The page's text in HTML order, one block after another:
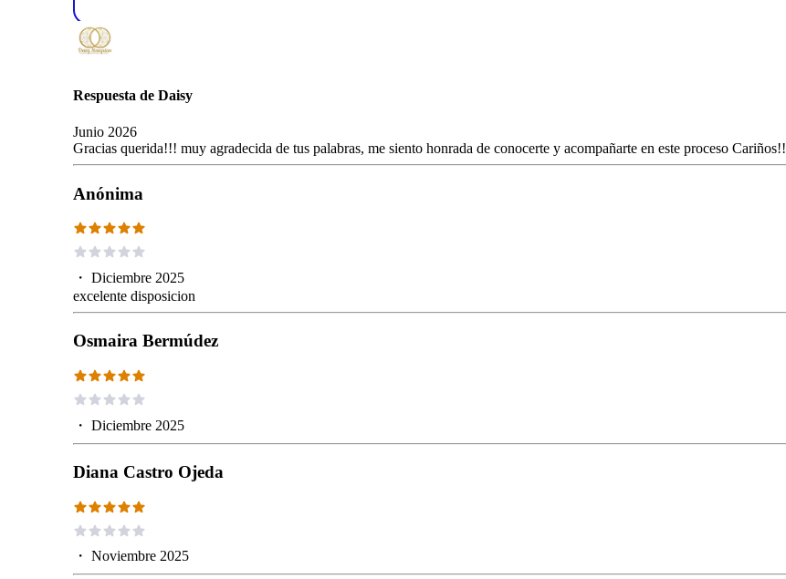
Respuesta de Daisy
Junio 2026
Gracias querida!!! muy agradecida de tus palabras, me siento honrada de conocerte y acompañarte en este proceso Cariños!!
Anónima
・ Diciembre 2025
excelente disposicion
Osmaira Bermúdez
・ Diciembre 2025
Diana Castro Ojeda
・ Noviembre 2025